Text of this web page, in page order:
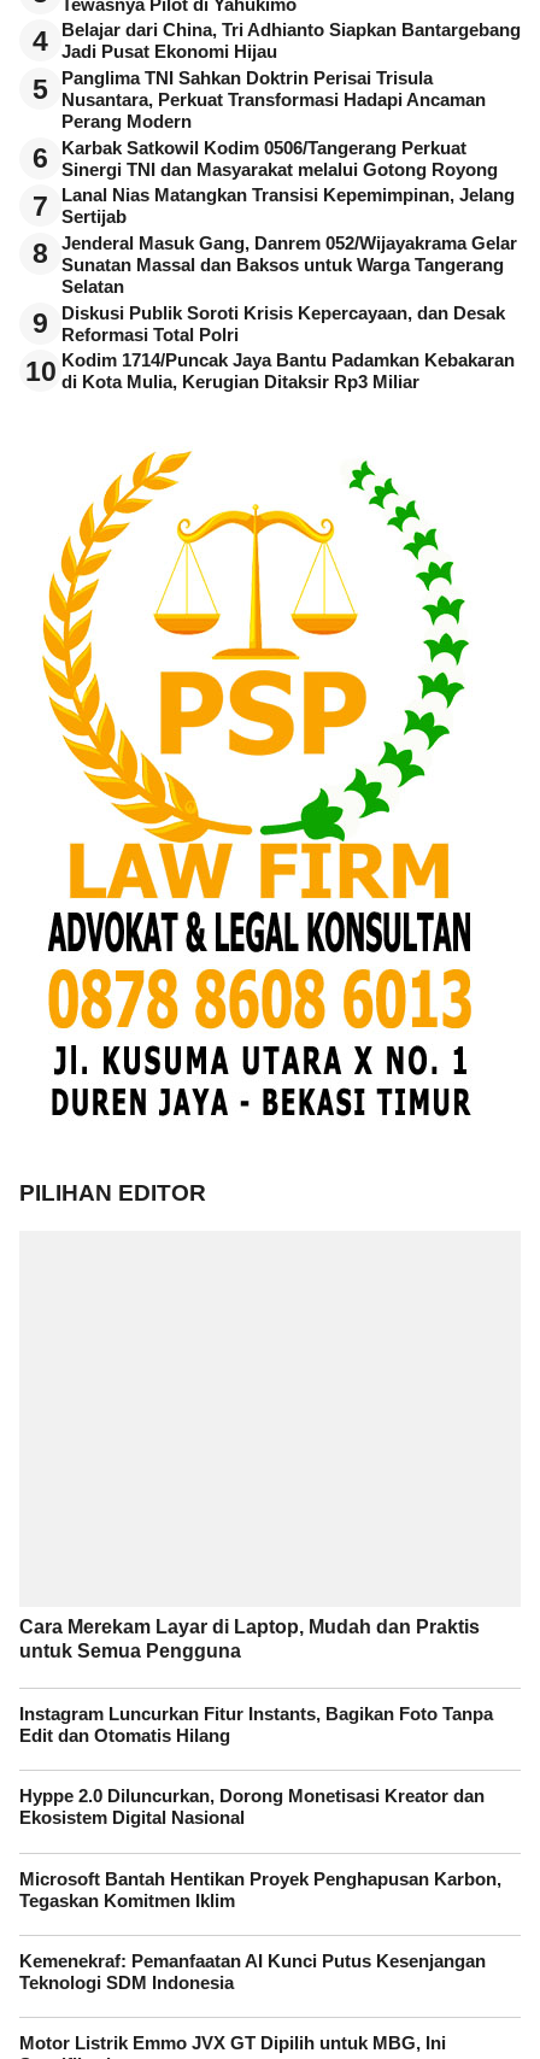
Tewasnya Pilot di Yahukimo
4
Belajar dari China, Tri Adhianto Siapkan Bantargebang
Jadi Pusat Ekonomi Hijau
5
Panglima TNI Sahkan Doktrin Perisai Trisula
Nusantara, Perkuat Transformasi Hadapi Ancaman
Perang Modern
6
Karbak Satkowil Kodim 0506/Tangerang Perkuat
Sinergi TNI dan Masyarakat melalui Gotong Royong
7
Lanal Nias Matangkan Transisi Kepemimpinan, Jelang
Sertijab
8
Jenderal Masuk Gang, Danrem 052/Wijayakrama Gelar
Sunatan Massal dan Baksos untuk Warga Tangerang
Selatan
9
Diskusi Publik Soroti Krisis Kepercayaan, dan Desak
Reformasi Total Polri
10 Kodim 1714/Puncak Jaya Bantu Padamkan Kebakaran
di Kota Mulia, Kerugian Ditaksir Rp3 Miliar
PILIHAN EDITOR
Cara Merekam Layar di Laptop, Mudah dan Praktis
untuk Semua Pengguna
Instagram Luncurkan Fitur Instants, Bagikan Foto Tanpa
Edit dan Otomatis Hilang
Hyppe 2.0 Diluncurkan, Dorong Monetisasi Kreator dan
Ekosistem Digital Nasional
Microsoft Bantah Hentikan Proyek Penghapusan Karbon,
Tegaskan Komitmen Iklim
Kemenekraf: Pemanfaatan AI Kunci Putus Kesenjangan
Teknologi SDM Indonesia
Motor Listrik Emmo JVX GT Dipilih untuk MBG, Ini